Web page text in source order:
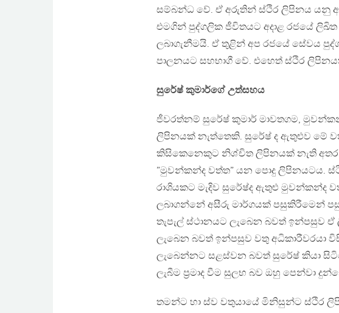
සම්බන්ධ වේ. ඒ අරුතින් ස්ථිර ලිපිනය යනු
එමගින් පුද්ගලික ජීවිතයට අදාළ රජයේ ලිඛිත
ලබාගැනීමයි. ඒ තුළින් අප රජයේ සේවය
පාලනයට සහභාගී වේ. එහෙත් ස්ථිර
සුරේෂ් කුමාර්ගේ උත්සහය
ජීවරත්නම් සුරේෂ් කුමාර් මාවතගම,
ලිපිනයක් නැත්තෙකි. සුරේෂ් ද ඇතුළුව මේ
කිසිකෙනෙකුට නිශ්චිත ලිපිනයක් නැති
”මුවන්කන්ද වත්ත” යන පොදු ලිපිනයටය.
රාශියකට මැදිව සුරේෂ්ද ඇතුළු මුවන්කන්ද
ලබාගන්නේ අසීරු මාර්ගයක් පසුකිරීමෙන්
තැපැල් ස්ථානයට ලැබෙන බවත් ඉන්පසුව
ලැබෙන බවත් ඉන්පසුව වතු අධිකාරීවරයා
ලැබෙන්නට සළස්වන බවත් සුරේෂ් කියා
ලැබීම ප්‍රමාද වීම සුලභ බව ඔහු පෙන්වා
තමන්ට හා ස්ව වතුයායේ මිනිසුන්ට ස්ථිර